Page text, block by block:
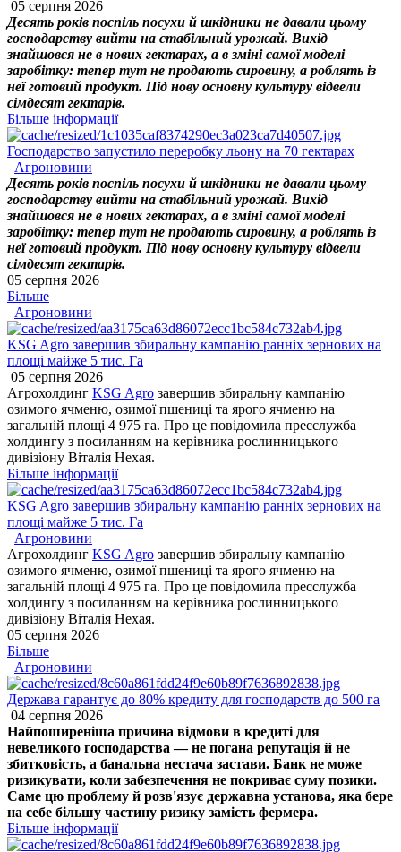
05 серпня 2026
Десять років поспіль посухи й шкідники не давали цьому
господарству вийти на стабільний урожай. Вихід
знайшовся не в нових гектарах, а в зміні самої моделі
заробітку: тепер тут не продають сировину, а роблять із
неї готовий продукт. Під нову основну культуру відвели
сімдесят гектарів.
Більше інформації
Господарство запустило переробку льону на 70 гектарах
Агроновини
Десять років поспіль посухи й шкідники не давали цьому
господарству вийти на стабільний урожай. Вихід
знайшовся не в нових гектарах, а в зміні самої моделі
заробітку: тепер тут не продають сировину, а роблять із
неї готовий продукт. Під нову основну культуру відвели
сімдесят гектарів.
05 серпня 2026
Більше
Агроновини
KSG Agro завершив збиральну кампанію ранніх зернових на
площі майже 5 тис. Га
05 серпня 2026
Агрохолдинг KSG Agro завершив збиральну кампанію
озимого ячменю, озимої пшениці та ярого ячменю на
загальній площі 4 975 га. Про це повідомила пресслужба
холдингу з посиланням на керівника рослинницького
дивізіону Віталія Нехая.
Більше інформації
KSG Agro завершив збиральну кампанію ранніх зернових на
площі майже 5 тис. Га
Агроновини
Агрохолдинг KSG Agro завершив збиральну кампанію
озимого ячменю, озимої пшениці та ярого ячменю на
загальній площі 4 975 га. Про це повідомила пресслужба
холдингу з посиланням на керівника рослинницького
дивізіону Віталія Нехая.
05 серпня 2026
Більше
Агроновини
Держава гарантує до 80% кредиту для господарств до 500 га
04 серпня 2026
Найпоширеніша причина відмови в кредиті для
невеликого господарства — не погана репутація й не
збитковість, а банальна нестача застави. Банк не може
ризикувати, коли забезпечення не покриває суму позики.
Саме цю проблему й розв'язує державна установа, яка бере
на себе більшу частину ризику замість фермера.
Більше інформації